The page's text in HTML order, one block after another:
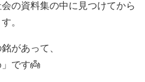
の資料集の中に見つけてから
。
があって、
です👼